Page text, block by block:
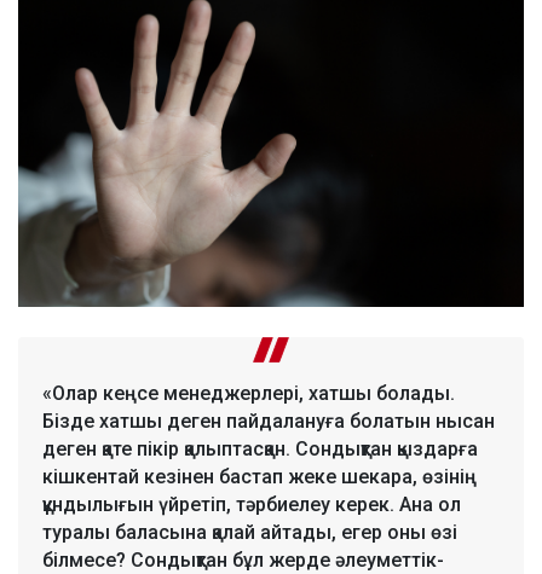
«Олар кеңсе менеджерлері, хатшы болады.
Бізде хатшы деген пайдалануға болатын нысан
деген қате пікір қалыптасқан. Сондықтан қыздарға
кішкентай кезінен бастап жеке шекара, өзінің
құндылығын үйретіп, тәрбиелеу керек. Ана ол
туралы баласына қалай айтады, егер оны өзі
білмесе? Сондықтан бұл жерде әлеуметтік-